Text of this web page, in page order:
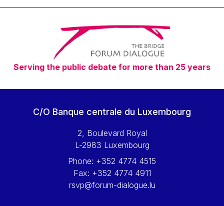
Timothy Radcliffe
Vaclav Klaus
Vassilios Skouris
Vítor Manuel da Silva Caldeira
Viviane Reding
Walter Hagg
Wolfgang Ketterle
Yossi Beillin
Yves FRANCHET
Serving the public debate for more than 25 years
C/O Banque centrale du Luxembourg
2, Boulevard Royal
L-2983 Luxembourg
Phone: +352 4774 4515
Fax: +352 4774 4911
rsvp@forum-dialogue.lu